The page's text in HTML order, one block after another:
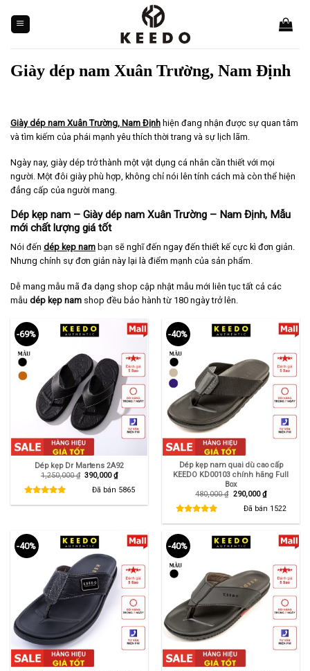
content
Giày dép nam Xuân Trường, Nam Định
Giày dép nam Xuân Trường, Nam Định hiện đang nhận được sự quan tâm
và tìm kiếm của phái mạnh yêu thích thời trang và sự lịch lãm.
Ngày nay, giày dép trở thành một vật dụng cá nhân cần thiết với mọi
người. Một đôi giày phù hợp, không chỉ nói lên tính cách mà còn thể hiện
đẳng cấp của người mang.
Dép kẹp nam – Giày dép nam Xuân Trường – Nam Định, Mẫu
mới chất lượng giá tốt
Nói đến dép kẹp nam bạn sẽ nghĩ đến ngay đến thiết kế cực kì đơn giản.
Nhưng chính sự đơn giản này lại là điểm mạnh của sản phẩm.
Dễ mang mẫu mã đa dạng shop cập nhật mẫu mới liên tục tất cả các
mẫu dép kẹp nam shop đều bảo hành từ 180 ngày trở lên.
-69%
Dép kẹp Dr Martens 2A92
1,250,000₫ Giá
là:
390,000₫Giá
hiện
tại
Đã bán 5865
-40%
Dép kẹp nam quai dù cao cấp
KEEDO KD00103 chính hãng Full
Box
480,000₫ Giá
290,000₫Giá
hiện
tại
Đã bán 1522
-40% -40%